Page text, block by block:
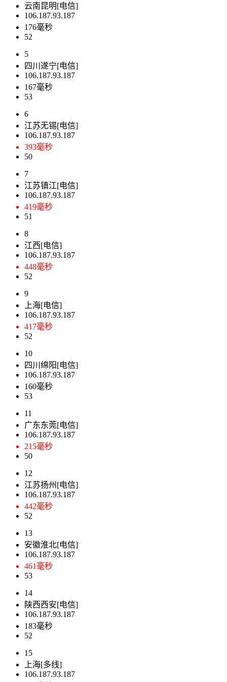
云南昆明[电信]
106.187.93.187
176毫秒
52
5
四川遂宁[电信]
106.187.93.187
167毫秒
53
6
江苏无锡[电信]
106.187.93.187
393毫秒
50
7
江苏镇江[电信]
106.187.93.187
419毫秒
51
8
江西[电信]
106.187.93.187
448毫秒
52
9
上海[电信]
106.187.93.187
417毫秒
52
10
四川绵阳[电信]
106.187.93.187
160毫秒
53
11
广东东莞[电信]
106.187.93.187
215毫秒
50
12
江苏扬州[电信]
106.187.93.187
442毫秒
52
13
安徽淮北[电信]
106.187.93.187
461毫秒
53
14
陕西西安[电信]
106.187.93.187
183毫秒
52
15
上海[多线]
106.187.93.187